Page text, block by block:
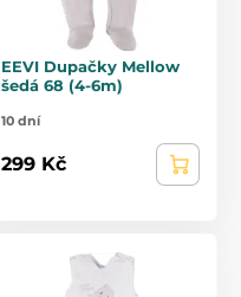
EEVI Dupačky Mellow
šedá 68 (4-6m)
10 dní
299 Kč